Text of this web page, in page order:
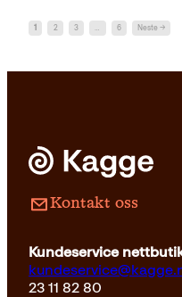
1 2 3 6 Neste →
Kontakt oss
Kundeservice
23 11 82 80